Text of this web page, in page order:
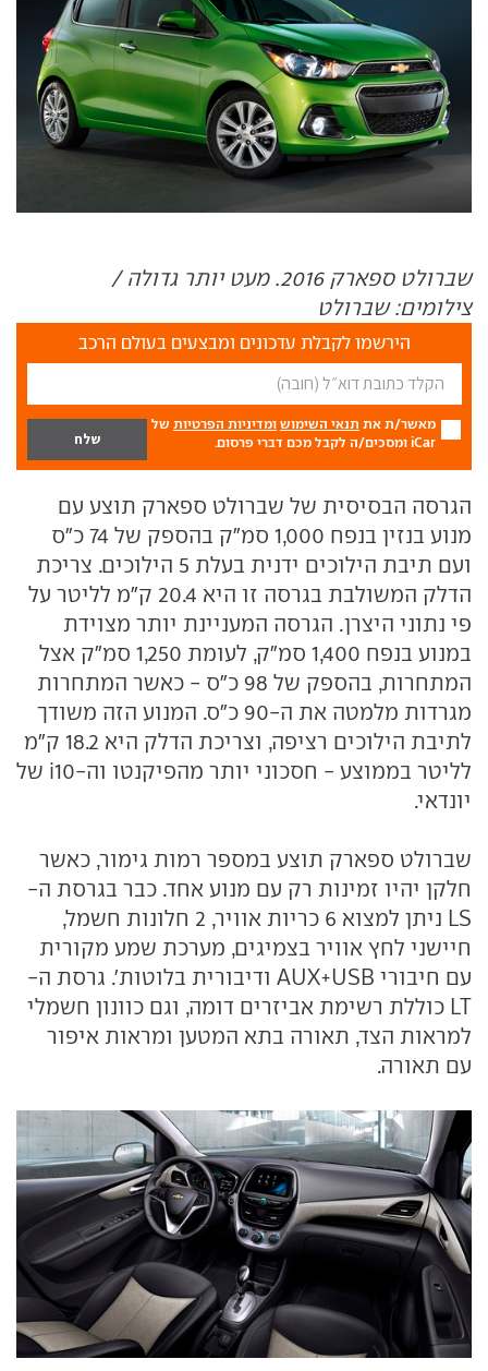
שברולט ספארק 2016. מעט יותר גדולה /
צילומים: שברולט
הירשמו לקבלת עדכונים ומבצעים בעולם הרכב
מאשר/ת את תנאי השימוש ומדיניות הפרטיות של
iCar ומסכים/ה לקבל מכם דברי פרסום.
הגרסה הבסיסית של שברולט ספארק תוצע עם
מנוע בנזין בנפח 1,000 סמ"ק בהספק של 74 כ"ס
ועם תיבת הילוכים ידנית בעלת 5 הילוכים. צריכת
הדלק המשולבת בגרסה זו היא 20.4 ק"מ לליטר על
פי נתוני היצרן. הגרסה המעניינת יותר מצוידת
במנוע בנפח 1,400 סמ"ק, לעומת 1,250 סמ"ק אצל
המתחרות, בהספק של 98 כ"ס - כאשר המתחרות
מגרדות מלמטה את ה-90 כ"ס. המנוע הזה משודך
לתיבת הילוכים רציפה, וצריכת הדלק היא 18.2 ק"מ
לליטר בממוצע - חסכוני יותר מהפיקנטו וה-i10 של
יונדאי.
שברולט ספארק תוצע במספר רמות גימור, כאשר
חלקן יהיו זמינות רק עם מנוע אחד. כבר בגרסת ה-
LS ניתן למצוא 6 כריות אוויר, 2 חלונות חשמל,
חיישני לחץ אוויר בצמיגים, מערכת שמע מקורית
עם חיבורי AUX+USB ודיבורית בלוטות'. גרסת ה-
LT כוללת רשימת אביזרים דומה, וגם כוונון חשמלי
למראות הצד, תאורה בתא המטען ומראות איפור
עם תאורה.